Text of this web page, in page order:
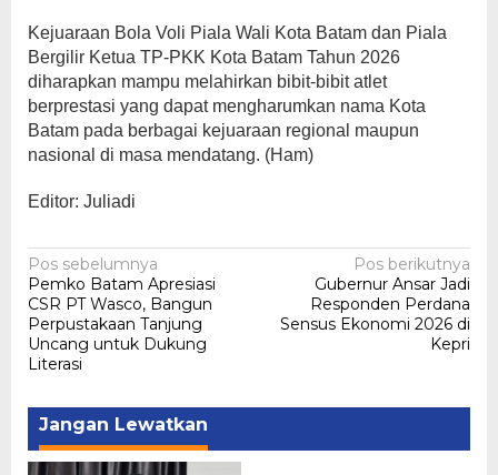
Kejuaraan Bola Voli Piala Wali Kota Batam dan Piala
Bergilir Ketua TP-PKK Kota Batam Tahun 2026
diharapkan mampu melahirkan bibit-bibit atlet
berprestasi yang dapat mengharumkan nama Kota
Batam pada berbagai kejuaraan regional maupun
nasional di masa mendatang. (Ham)
Editor: Juliadi
Navigasi
pos
Pos sebelumnya
Pemko Batam Apresiasi
CSR PT Wasco, Bangun
Perpustakaan Tanjung
Uncang untuk Dukung
Literasi
Pos berikutnya
Gubernur Ansar Jadi
Responden Perdana
Sensus Ekonomi 2026 di
Kepri
Jangan Lewatkan